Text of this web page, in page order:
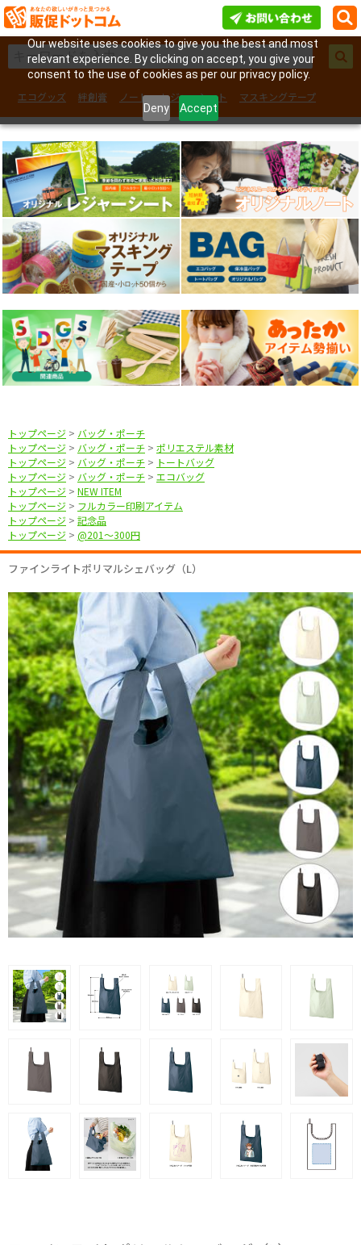
Our website uses cookies to give you the best and most
relevant experience. By clicking on accept, you give your
consent to the use of cookies as per our privacy policy.
Deny Accept
エコグッズ 絆創膏 ノート レジャーシート
マスキングテープ
フェイスシール
トップページ > バッグ・ポーチ
トップページ > バッグ・ポーチ > ポリエステル素材
トップページ > バッグ・ポーチ > トートバッグ
トップページ > バッグ・ポーチ > エコバッグ
トップページ > NEW ITEM
トップページ > フルカラー印刷アイテム
トップページ > 記念品
トップページ > @201〜300円
ファインライトポリマルシェバッグ（L）